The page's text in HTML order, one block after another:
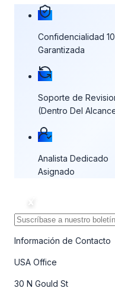
Nuestras
Confidencialidad
Garantizada
Soporte de
(Dentro Del
Analista Dedicado
Asignado
Información de Contacto
USA Office
30 N Gould St